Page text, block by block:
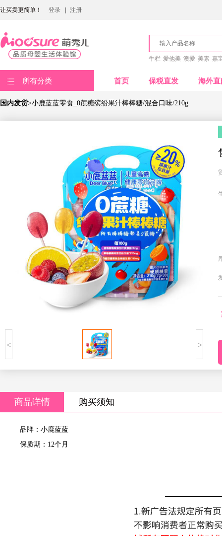
让买卖更简单！ 登录 注册
牛栏 爱他美 澳爱 美素 嘉
所有分类 首页 保税直发 海外直
国内发货>小鹿蓝蓝零食_0蔗糖缤纷果汁棒棒糖/混合口味/210g
< >
商品详情 购买须知
品牌：小鹿蓝蓝
保质期：12个月